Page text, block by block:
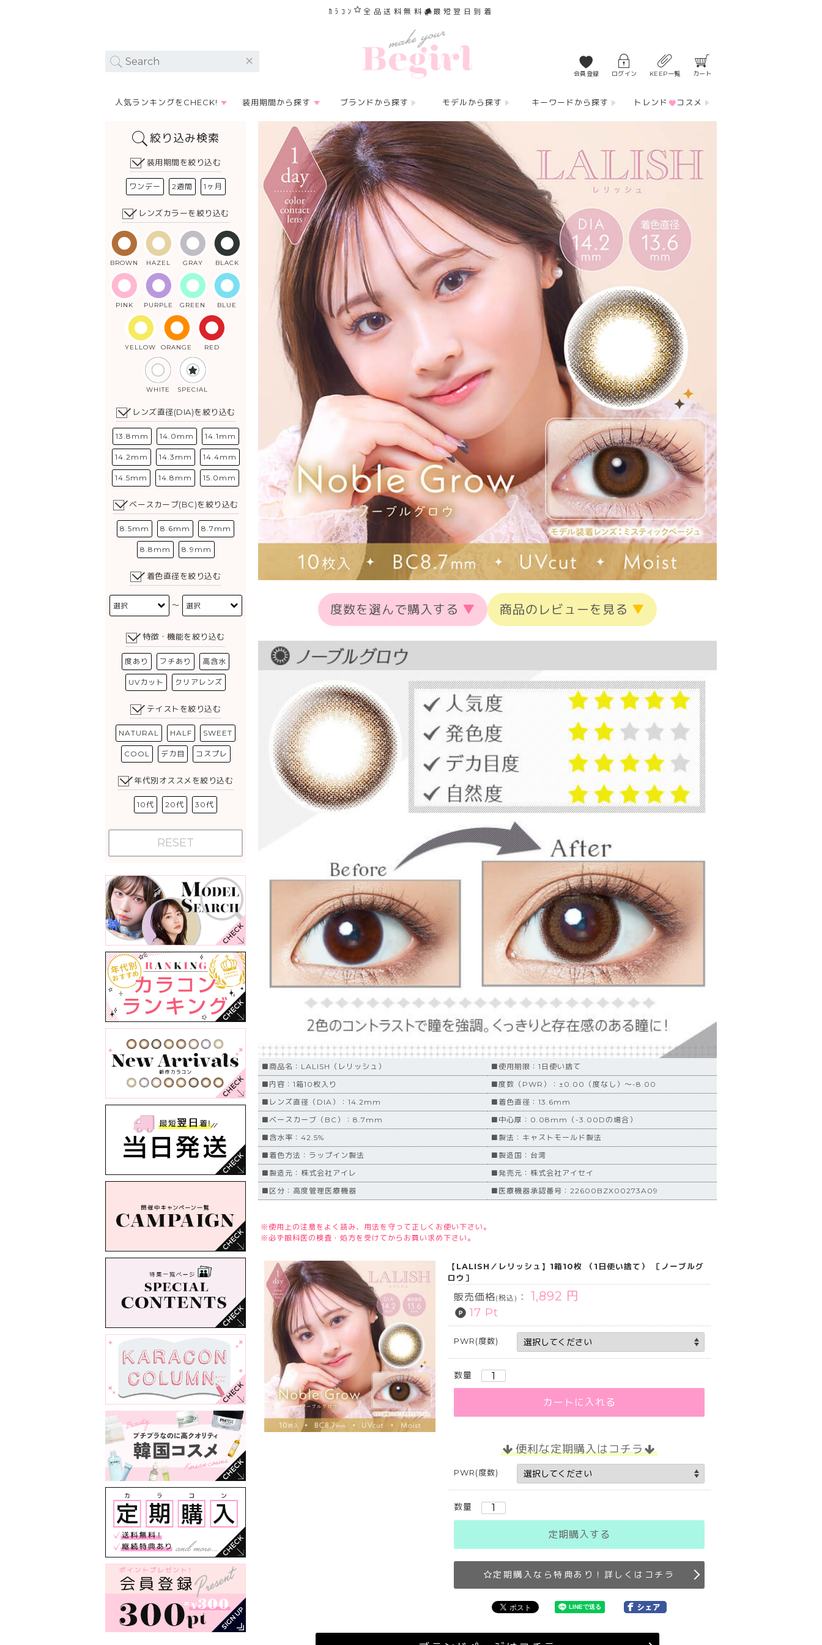
ｶﾗｺﾝ 全品送料無料 最短翌日到着
会員登録 ログイン KEEP一覧 カート
人気ランキングをCHECK! 装用期間から探す ブランドから探す モデルから探す キーワードから探す トレンド コスメ
絞り込み検索
装用期間を絞り込む
ワンデー 2週間 1ヶ月
レンズカラーを絞り込む
BROWN HAZEL GRAY BLACK
PINK PURPLE GREEN BLUE
YELLOW ORANGE RED
WHITE SPECIAL
レンズ直径(DIA)を絞り込む
13.8mm 14.0mm 14.1mm
14.2mm 14.3mm 14.4mm
14.5mm 14.8mm 15.0mm
ベースカーブ(BC)を絞り込む
8.5mm 8.6mm 8.7mm
8.8mm 8.9mm
着色直径を絞り込む
〜
特徴・機能を絞り込む
度あり フチあり 高含水
UVカット クリアレンズ
テイストを絞り込む
NATURAL HALF SWEET
COOL デカ目 コスプレ
年代別オススメを絞り込む
10代 20代 30代
RESET
度数を選んで購入する ▼ 商品のレビューを見る ▼
■商品名：LALISH（レリッシュ）
■使用期限：1日使い捨て
■内容：1箱10枚入り
■度数（PWR）：±0.00（度なし）～-8.00
■レンズ直径（DIA）：14.2mm
■着色直径：13.6mm
■ベースカーブ（BC）：8.7mm
■中心厚：0.08mm（-3.00Dの場合）
■含水率：42.5%
■製法：キャストモールド製法
■着色方法：ラップイン製法
■製造国：台湾
■製造元：株式会社アイレ
■発売元：株式会社アイセイ
■区分：高度管理医療機器
■医療機器承認番号：22600BZX00273A09
※使用上の注意をよく読み、用法を守って正しくお使い下さい。
※必ず眼科医の検査・処方を受けてからお買い求め下さい。
【LALISH／レリッシュ】1箱10枚 （1日使い捨て） ［ノーブルグ
ロウ］
販売価格(税込) ： 1,892 円
17 Pt
PWR(度数)
数量
カートに入れる
便利な定期購入はコチラ
PWR(度数)
数量
定期購入する
定期購入なら特典あり！詳しくはコチラ